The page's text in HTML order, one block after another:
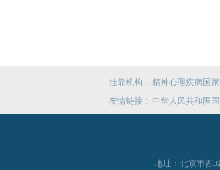
挂靠机构 : 精神心理疾病国
友情链接 : 中华人民共和国
地址：北京市西